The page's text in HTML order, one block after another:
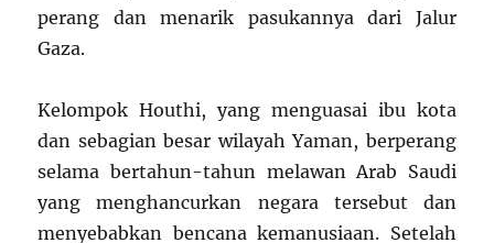
perang dan menarik pasukannya dari Jalur
Gaza.
Kelompok Houthi, yang menguasai ibu kota
dan sebagian besar wilayah Yaman, berperang
selama bertahun-tahun melawan Arab Saudi
yang menghancurkan negara tersebut dan
menyebabkan bencana kemanusiaan. Setelah